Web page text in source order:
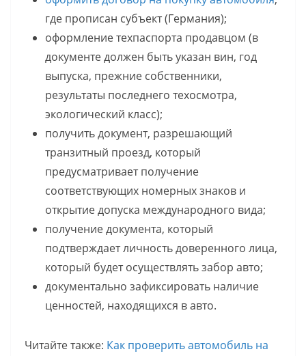
где прописан субъект (Германия);
оформление техпаспорта продавцом (в
документе должен быть указан вин, год
выпуска, прежние собственники,
результаты последнего техосмотра,
экологический класс);
получить документ, разрешающий
транзитный проезд, который
предусматривает получение
соответствующих номерных знаков и
открытие допуска международного вида;
получение документа, который
подтверждает личность доверенного лица,
который будет осуществлять забор авто;
документально зафиксировать наличие
ценностей, находящихся в авто.
Читайте также: Как проверить автомобиль на